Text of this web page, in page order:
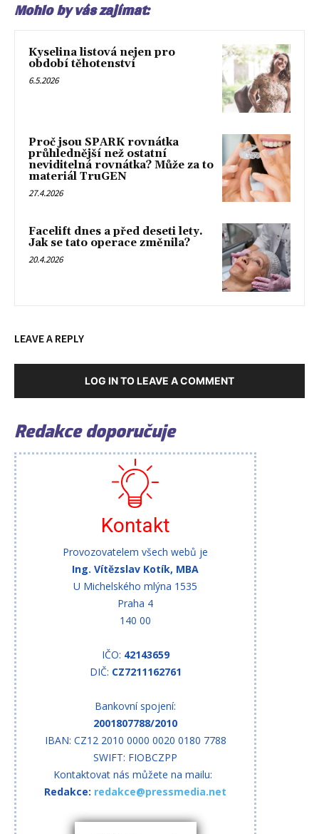
Mohlo by vás zajímat:
Kyselina listová nejen pro
období těhotenství
6.5.2026
Proč jsou SPARK rovnátka
průhlednější než ostatní
neviditelná rovnátka? Může za to
materiál TruGEN
27.4.2026
Facelift dnes a před deseti lety.
Jak se tato operace změnila?
20.4.2026
LEAVE A REPLY
LOG IN TO LEAVE A COMMENT
Redakce doporučuje
Kontakt
Provozovatelem všech webů je
Ing. Vítězslav Kotík, MBA
U Michelského mlýna 1535
Praha 4
140 00
IČO: 42143659
DIČ: CZ7211162761
Bankovní spojení:
2001807788/2010
IBAN: CZ12 2010 0000 0020 0180 7788
SWIFT: FIOBCZPP
Kontaktovat nás můžete na mailu:
Redakce: redakce@pressmedia.net